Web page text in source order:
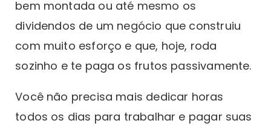
bem montada ou até mesmo os
dividendos de um negócio que construiu
com muito esforço e que, hoje, roda
sozinho e te paga os frutos passivamente.
Você não precisa mais dedicar horas
todos os dias para trabalhar e pagar suas